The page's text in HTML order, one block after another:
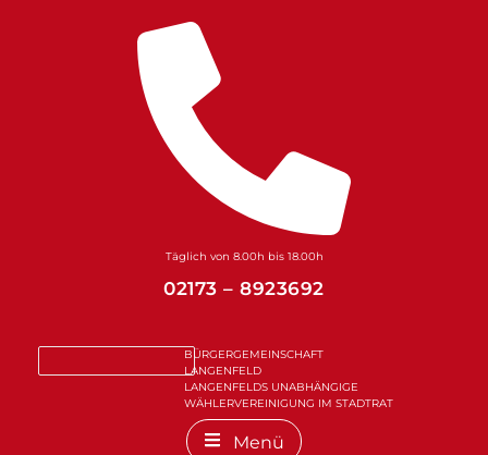
Täglich von 8.00h bis 18.00h
02173 – 8923692
BÜRGERGEMEINSCHAFT
LANGENFELD
LANGENFELDS UNABHÄNGIGE
WÄHLERVEREINIGUNG IM STADTRAT
Menü